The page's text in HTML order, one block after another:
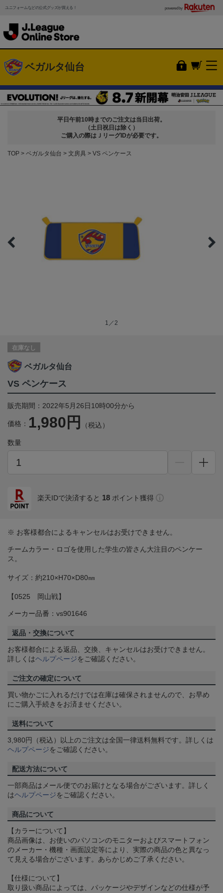
ユニフォームなどの公式グッズが買える！ powered by
ベガルタ仙台
平日午前10時までのご注文は当日出荷。
（土日祝日は除く）
ご購入の際はＪリーグIDが必要です。
TOP ベガルタ仙台 文房具 VS ペンケース
1／2
在庫なし
ベガルタ仙台
VS ペンケース
販売期間：2022年5月26日10時00分から
価格： 1,980円 （税込）
数量
楽天IDで決済すると 18 ポイント獲得
※ お客様都合によるキャンセルはお受けできません。
チームカラー・ロゴを使用した学生の皆さん大注目のペンケー
ス。
サイズ：約210×H70×D80㎜
【0525 岡山戦】
メーカー品番：vs901646
返品・交換について
お客様都合による返品、交換、キャンセルはお受けできません。
詳しくはヘルプページをご確認ください。
ご注文の確定について
買い物かごに入れるだけでは在庫は確保されませんので、お早め
にご購入手続きをお済ませください。
送料について
3,980円（税込）以上のご注文は全国一律送料無料です。詳しくは
ヘルプページをご確認ください。
配送方法について
一部商品はメール便でのお届けとなる場合がございます。詳しく
はヘルプページをご確認ください。
商品について
【カラーについて】
商品画像は、お使いのパソコンのモニターおよびスマートフォン
のメーカー・機種・画面設定等により、実際の商品の色と異なっ
て見える場合がございます。あらかじめご了承ください。
【仕様について】
取り扱い商品によっては、パッケージやデザインなどの仕様が予